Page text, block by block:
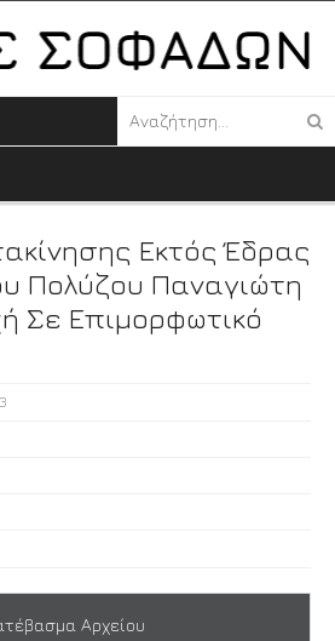
Εκτός Έδρας
Πολύζου Παναγιώτη
Σε Επιμορφωτικό
Αρχείου